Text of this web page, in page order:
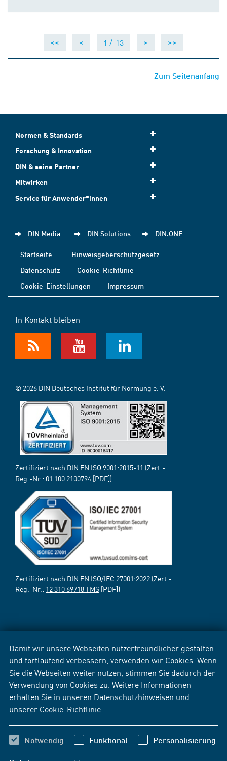
Damit wir unsere Webseiten nutzerfreundlicher gestalten
und fortlaufend verbessern, verwenden wir Cookies. Wenn
Sie die Webseiten weiter nutzen, stimmen Sie dadurch der
Verwendung von Cookies zu. Weitere Informationen
erhalten Sie in unseren Datenschutzhinweisen und
unserer Cookie-Richtlinie
Notwendig Funktional Personalisierung
<< < 1 / 13 > >>
Zum Seitenanfang
Normen & Standards
Forschung & Innovation
DIN & seine Partner
Mitwirken
Service für Anwender*innen
DIN Media DIN Solutions DIN.ONE
Startseite
Hinweisgeberschutzgesetz
Datenschutz
Cookie-Richtlinie
Cookie-Einstellungen
Impressum
In Kontakt bleiben
© 2026 DIN Deutsches Institut für Normung e. V.
Zertifiziert nach DIN EN ISO 9001:2015-11 (Zert.-
Reg.-Nr.: 01 100 2100794 [PDF])
Zertifiziert nach DIN EN ISO/IEC 27001:2022 (Zert.-
Reg.-Nr.: 12 310 69718 TMS [PDF])